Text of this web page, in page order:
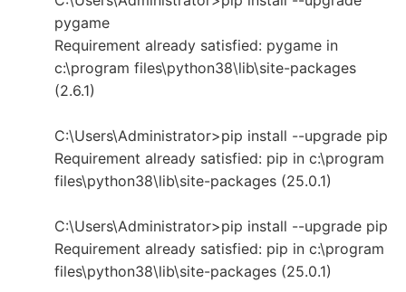
pygame
Requirement already satisfied: pygame in
c:\program files\python38\lib\site-packages
(2.6.1)
C:\Users\Administrator>pip install --upgrade pip
Requirement already satisfied: pip in c:\program
files\python38\lib\site-packages (25.0.1)
C:\Users\Administrator>pip install --upgrade pip
Requirement already satisfied: pip in c:\program
files\python38\lib\site-packages (25.0.1)